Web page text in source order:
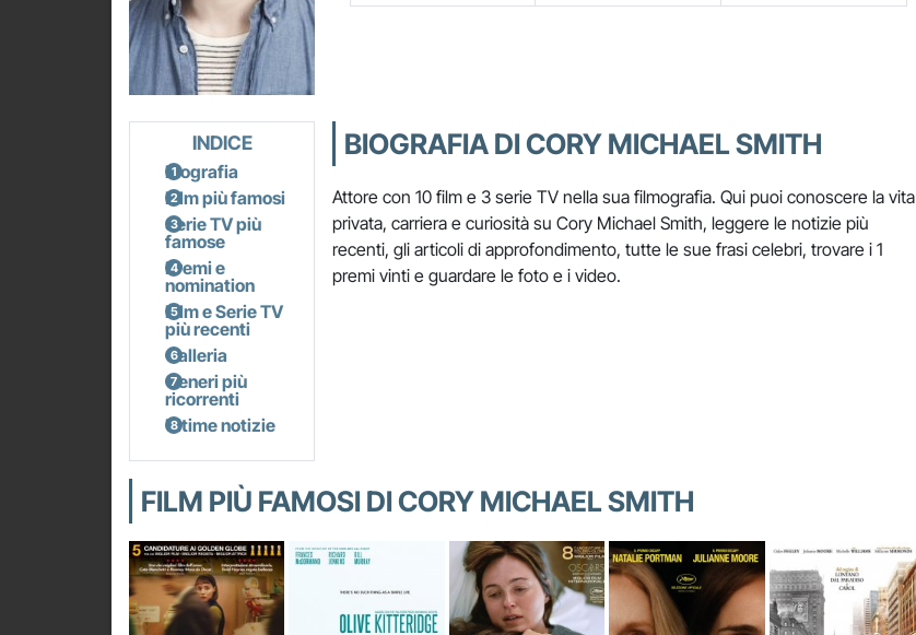
INDICE
Biografia
Film più famosi
Serie TV più
famose
Premi e
nomination
Film e Serie TV
più recenti
Galleria
Generi più
ricorrenti
Ultime notizie
BIOGRAFIA DI CORY MICHAEL SMITH
Attore con 10 film e 3 serie TV nella sua filmografia. Qui puoi conoscere la vita
privata, carriera e curiosità su Cory Michael Smith, leggere le notizie più
recenti, gli articoli di approfondimento, tutte le sue frasi celebri, trovare i 1
premi vinti e guardare le foto e i video.
FILM PIÙ FAMOSI DI CORY MICHAEL SMITH